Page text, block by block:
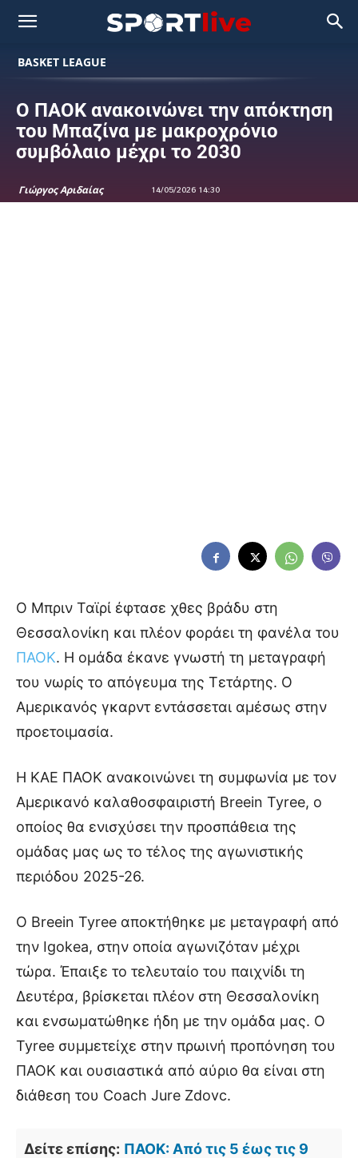
BASKET LEAGUE
Ο ΠΑΟΚ ανακοινώνει την απόκτηση
του Μπαζίνα με μακροχρόνιο
συμβόλαιο μέχρι το 2030
Γιώργος Αριδαίας 14/05/2026 14:30
Ο Μπριν Ταϊρί έφτασε χθες βράδυ στη
Θεσσαλονίκη και πλέον φοράει τη φανέλα του
ΠΑΟΚ. Η ομάδα έκανε γνωστή τη μεταγραφή
του νωρίς το απόγευμα της Τετάρτης. Ο
Αμερικανός γκαρντ εντάσσεται αμέσως στην
προετοιμασία.
Η ΚΑΕ ΠΑΟΚ ανακοινώνει τη συμφωνία με τον
Αμερικανό καλαθοσφαιριστή Breein Tyree, ο
οποίος θα ενισχύσει την προσπάθεια της
ομάδας μας ως το τέλος της αγωνιστικής
περιόδου 2025-26.
Ο Breein Tyree αποκτήθηκε με μεταγραφή από
την Igokea, στην οποία αγωνιζόταν μέχρι
τώρα. Έπαιξε το τελευταίο του παιχνίδι τη
Δευτέρα, βρίσκεται πλέον στη Θεσσαλονίκη
και ενσωματώθηκε ήδη με την ομάδα μας. Ο
Tyree συμμετείχε στην πρωινή προπόνηση του
ΠΑΟΚ και ουσιαστικά από αύριο θα είναι στη
διάθεση του Coach Jure Zdovc.
Δείτε επίσης: ΠΑΟΚ: Από τις 5 έως τις 9